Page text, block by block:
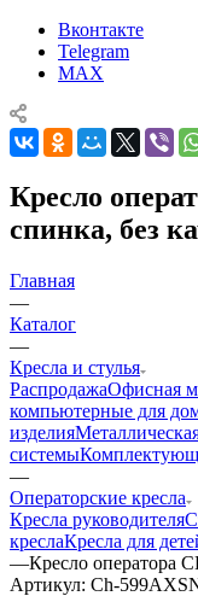
Вконтакте
Telegram
MAX
Кресло
спинка, без
Главная
—
Каталог
—
Кресла и стулья
РаспродажаОфисная
компьютерные для
изделия
системы
—
Операторские кресла
Кресла руководителя
креслаКресла для
—Кресло оператора
Артикул: Ch-